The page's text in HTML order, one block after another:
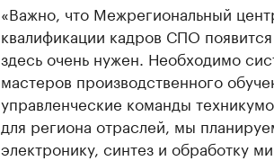
«Важно, что Межрегиональный
квалификации кадров СПО
здесь очень нужен. Необходимо
мастеров производственного
управленческие команды
для региона отраслей, мы
электронику, синтез и обработку